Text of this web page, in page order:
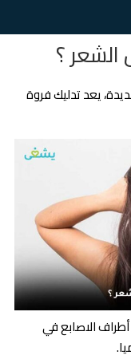
؟
يعد تدليك فروة
أطراف الاصابع في